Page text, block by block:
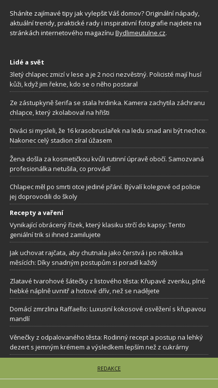
Sháníte zajímavé tipy jak vylepšit Váš domov? Originální nápady,
aktuální trendy, praktické rady i inspirativní fotografie najdete na
stránkách internetového magazínu Bydlimeutulne.cz.
Lidé a svět
3letý chlapec zmizí v lese a je 2 noci nezvěstný. Policisté mají husí
kůži, když jim řekne, kdo se o něho postaral
Ze zástupkyně šerifa se stala hrdinka. Kamera zachytila záchranu
chlapce, který zkolaboval na hřišti
Diváci si mysleli, že 16 krasobruslařek na ledu snad ani být nechce.
Nakonec celý stadion zíral úžasem
Žena došla za kosmetičkou kvůli rutinní úpravě obočí. Samozvaná
profesionálka netušila, co provádí
Chlapec měl po smrti otce jediné přání. Bývalí kolegové od policie
jej doprovodili do školy
Recepty a vaření
Vynikající obrácený řízek, který klasiku strčí do kapsy: Tento
geniální trik si ihned zamilujete
Jak uchovat rajčata, aby chutnala jako čerstvá i po několika
měsících: Díky snadným postupům si poradí každý
Zlatavé tvarohové šátečky z listového těsta: Křupavé zvenku, plné
hebké náplně uvnitř a hotové dřív, než se nadějete
Domácí zmrzlina Raffaello: Luxusní kokosové osvěžení s křupavou
mandlí
Věnečky z odpalovaného těsta: Rodinný recept a postup na lehký
dezert s jemným krémem a výsledkem lepším než z cukrárny
REDAKCE